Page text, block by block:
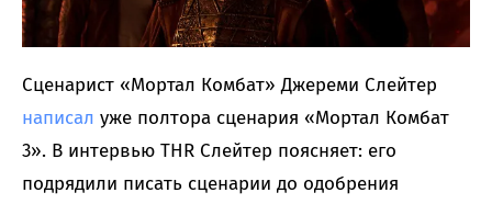
Сценарист «Мортал Комбат» Джереми Слейтер
написал уже полтора сценария «Мортал Комбат
3». В интервью THR Слейтер поясняет: его
подрядили писать сценарии до одобрения